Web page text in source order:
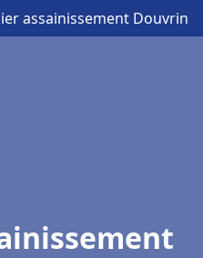
assainissement Douvrin